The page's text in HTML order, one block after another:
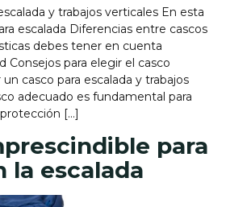
y trabajos verticales En esta
escalada Diferencias entre cascos
debes tener en cuenta
Consejos para elegir el casco
casco para escalada y trabajos
adecuado es fundamental para
[…]
para
la escalada